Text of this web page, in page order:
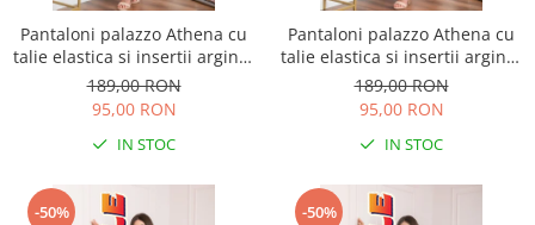
Pantaloni palazzo Athena cu
talie elastica si insertii argintii
- Roz pudrat
189,00 RON
95,00 RON
IN STOC
Pantaloni palazzo Athena cu
talie elastica si insertii argintii
- Lila
189,00 RON
95,00 RON
IN STOC
-50% -50%